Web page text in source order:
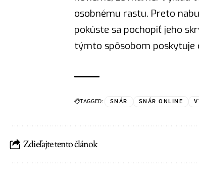
osobnému rastu. Preto
pokúste sa pochopiť jeho
týmto spôsobom poskytuje
TAGGED: SNÁR SNÁR ONLINE
Zdieľajte tento článok